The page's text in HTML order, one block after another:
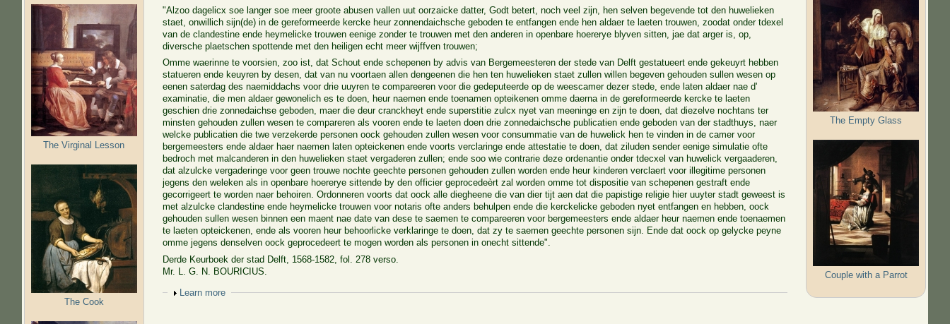
The Virginal Lesson
The Cook
"Alzoo dagelicx soe langer soe meer groote abusen vallen uut oorzaicke datter, Godt betert, noch veel zijn, hen selven begevende tot den huwelieken
staet, onwillich sijn(de) in de gereformeerde kercke heur zonnendaichsche geboden te entfangen ende hen aldaer te laeten trouwen, zoodat onder tdexel
van de clandestine ende heymelicke trouwen eenige zonder te trouwen met den anderen in openbare hoererye blyven sitten, jae dat arger is, op,
diversche plaetschen spottende met den heiligen echt meer wijffven trouwen;
Omme waerinne te voorsien, zoo ist, dat Schout ende schepenen by advis van Bergemeesteren der stede van Delft gestatueert ende gekeuyrt hebben
statueren ende keuyren by desen, dat van nu voortaen allen dengeenen die hen ten huwelieken staet zullen willen begeven gehouden sullen wesen op
eenen saterdag des naemiddachs voor drie uuyren te compareeren voor die gedeputeerde op de weescamer dezer stede, ende laten aldaer nae d'
examinatie, die men aldaer gewonelich es te doen, heur naemen ende toenamen opteikenen omme daerna in de gereformeerde kercke te laeten
geschien drie zonnedaichse geboden, maer die deur cranckheyt ende superstitie zulcx nyet van meeninge en zijn te doen, dat diezelve nochtans ter
minsten gehouden zullen wesen te compareren als vooren ende te laeten doen drie zonnedaichsche publicatien ende geboden van der stadthuys, naer
welcke publicatien die twe verzekerde personen oock gehouden zullen wesen voor consummatie van de huwelick hen te vinden in de camer voor
bergemeesters ende aldaer haer naemen laten opteickenen ende voorts verclaringe ende attestatie te doen, dat ziluden sender eenige simulatie ofte
bedroch met malcanderen in den huwelieken staet vergaderen zullen; ende soo wie contrarie deze ordenantie onder tdecxel van huwelick vergaaderen,
dat alzulcke vergaderinge voor geen trouwe nochte geechte personen gehouden zullen worden ende heur kinderen verclaert voor illegitime personen
jegens den weleken als in openbare hoererye sittende by den officier geprocedeèrt zal worden omme tot dispositie van schepenen gestraft ende
gecorrigeert te worden naer behoiren. Ordonneren voorts dat oock alle diegheene die van dier tijt aen dat die papistige religie hier uuyter stadt geweest is
met alzulcke clandestine ende heymelicke trouwen voor notaris ofte anders behulpen ende die kerckelicke geboden nyet entfangen en hebben, oock
gehouden sullen wesen binnen een maent nae date van dese te saemen te compareeren voor bergemeesters ende aldaer heur naemen ende toenaemen
te laeten opteickenen, ende als vooren heur behoorlicke verklaringe te doen, dat zy te saemen geechte personen sijn. Ende dat oock op gelycke peyne
omme jegens denselven oock geprocedeert te mogen worden als personen in onecht sittende".
Derde Keurboek der stad Delft, 1568-1582, fol. 278 verso.
Mr. L. G. N. BOURICIUS.
Show
Learn more
The Empty Glass
Couple with a Parrot